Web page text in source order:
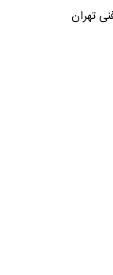
در دوره آموزش